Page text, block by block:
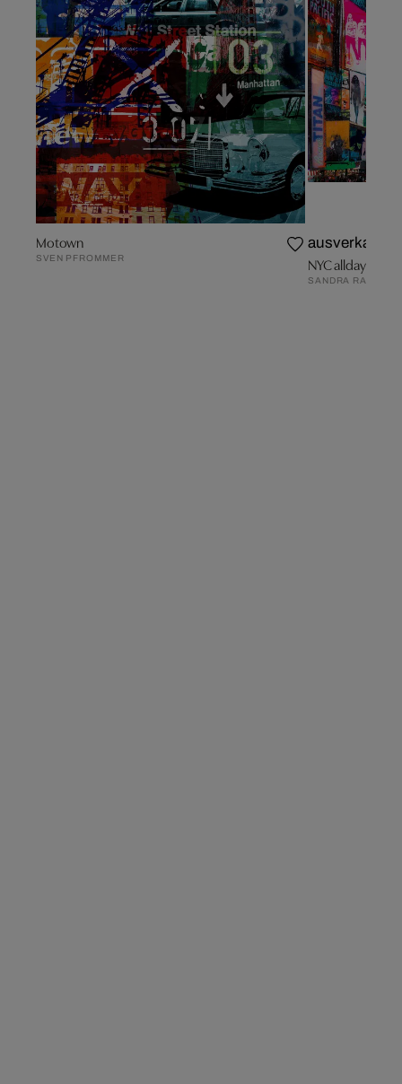
Motown
SVEN PFROMMER
ausverkauft
NYC allday
SANDRA RAUCH